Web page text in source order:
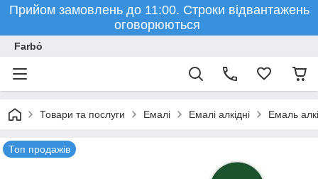
Прийом замовлень до 11:00. Строки відвантажень
оговорюються
Farbо́
Товари та послуги Емалі Емалі алкідні Емаль
Топ продажів